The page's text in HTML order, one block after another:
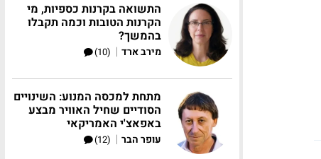
התשואה בקרנות כספיות, מי
הקרנות הטובות וכמה תקבלו
בהמשך?
מירב ארד |
(10)
מתחת למכסה המנוע: השינויים
הסודיים שחיל האוויר מבצע
באפאצ'י האמריקאי
עופר הבר |
(12)